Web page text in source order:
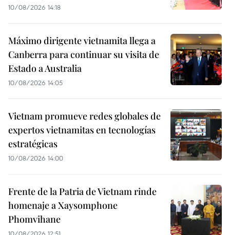
10/08/2026 14:18
Máximo dirigente vietnamita llega a
Canberra para continuar su visita de
Estado a Australia
10/08/2026 14:05
Vietnam promueve redes globales de
expertos vietnamitas en tecnologías
estratégicas
10/08/2026 14:00
Frente de la Patria de Vietnam rinde
homenaje a Xaysomphone
Phomvihane